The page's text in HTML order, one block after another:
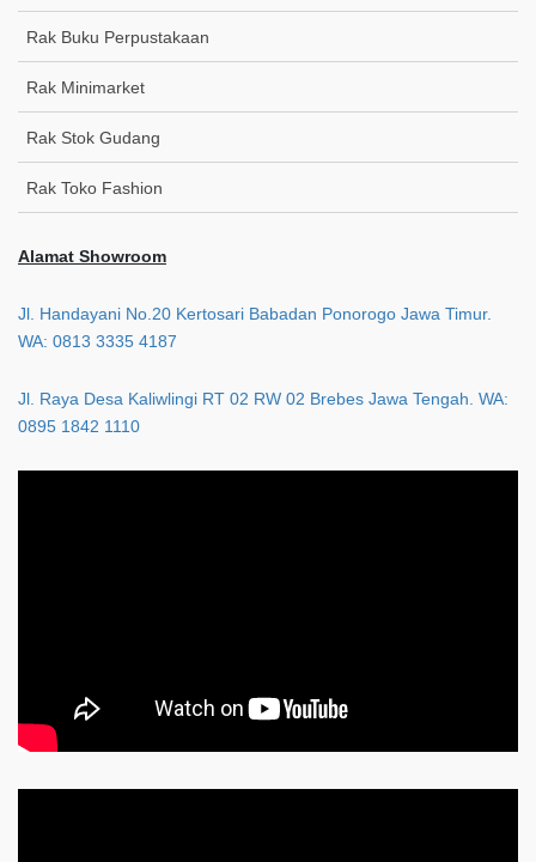
Rak Buku Perpustakaan
Rak Minimarket
Rak Stok Gudang
Rak Toko Fashion
Alamat Showroom
Jl. Handayani No.20 Kertosari Babadan Ponorogo Jawa Timur.
WA: 0813 3335 4187
Jl. Raya Desa Kaliwlingi RT 02 RW 02 Brebes Jawa Tengah. WA:
0895 1842 1110